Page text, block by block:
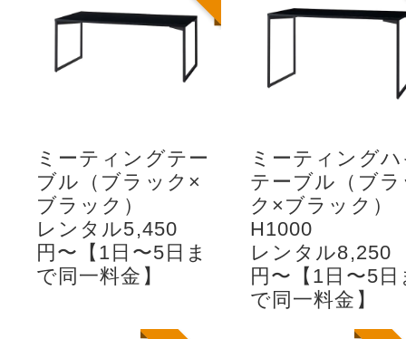
ミーティングテー
ブル（ブラック×
ブラック）
レンタル5,450
円〜【1日〜5日ま
で同一料金】
ミーティング
テーブル（ブラ
ク×ブラック）
H1000
レンタル8,250
円〜【1日〜5日
で同一料金】